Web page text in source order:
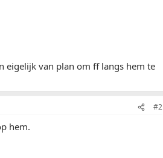
eigelijk van plan om ff langs hem te
#2
hem.